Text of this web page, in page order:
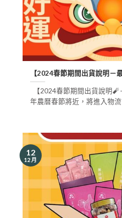
【2024春節期間出貨說明－
【2024春節期間出貨說明
年農曆春節將近，將進入物
12
12 月